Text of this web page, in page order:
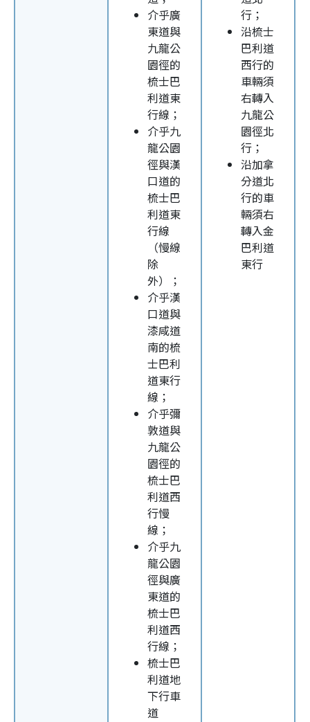
介乎廣
東道與
九龍公
園徑的
梳士巴
利道東
行線；
介乎九
龍公園
徑與漢
口道的
梳士巴
利道東
行線
（慢線
除
外）；
介乎漢
口道與
漆咸道
南的梳
士巴利
道東行
線；
介乎彌
敦道與
九龍公
園徑的
梳士巴
利道西
行慢
線；
介乎九
龍公園
徑與廣
東道的
梳士巴
利道西
行線；
梳士巴
利道地
下行車
道
行；
沿梳士
巴利道
西行的
車輛須
右轉入
九龍公
園徑北
行；
沿加拿
分道北
行的車
輛須右
轉入金
巴利道
東行